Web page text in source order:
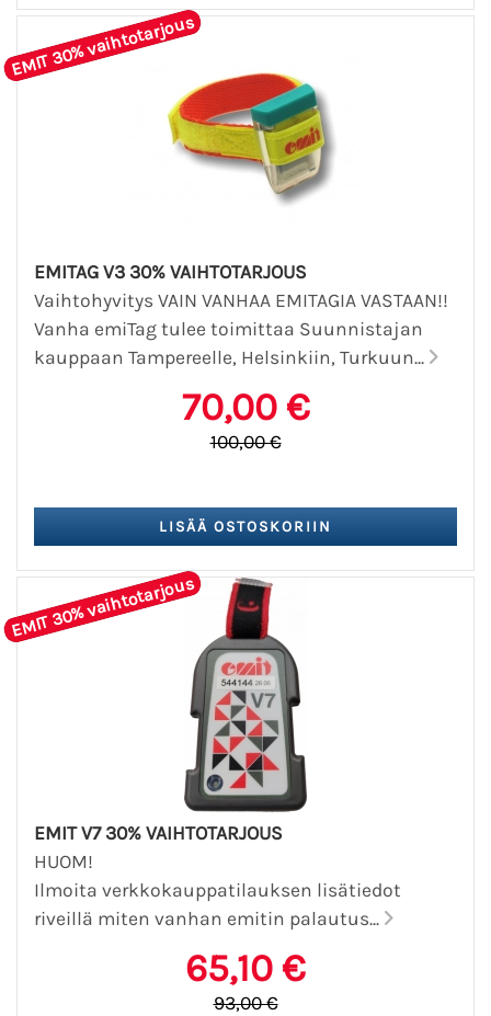
EMIT 30% vaihtotarjous
EMITAG V3 30% VAIHTOTARJOUS
Vaihtohyvitys VAIN VANHAA EMITAGIA VASTAAN!!
Vanha emiTag tulee toimittaa Suunnistajan
kauppaan Tampereelle, Helsinkiin, Turkuun...
70,00 €
100,00 €
EMIT 30% vaihtotarjous
EMIT V7 30% VAIHTOTARJOUS
HUOM!
Ilmoita verkkokauppatilauksen lisätiedot
riveillä miten vanhan emitin palautus...
65,10 €
93,00 €